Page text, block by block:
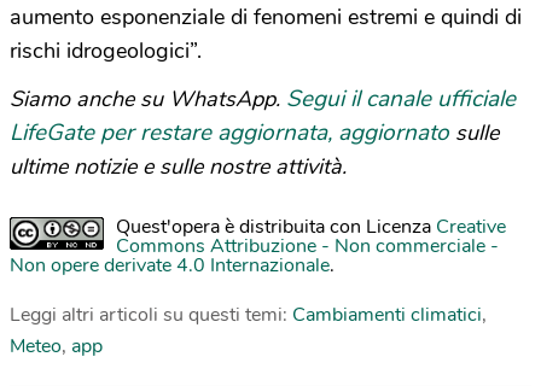
aumento esponenziale di fenomeni estremi e quindi di
rischi idrogeologici”.
Siamo anche su WhatsApp. Segui il canale ufficiale
LifeGate per restare aggiornata, aggiornato sulle
ultime notizie e sulle nostre attività.
Quest'opera è distribuita con Licenza Creative
Commons Attribuzione - Non commerciale -
Non opere derivate 4.0 Internazionale.
Leggi altri articoli su questi temi: Cambiamenti climatici,
Meteo, app